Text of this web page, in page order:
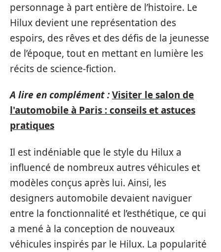
personnage à part entière de l’histoire. Le
Hilux devient une représentation des
espoirs, des rêves et des défis de la jeunesse
de l’époque, tout en mettant en lumière les
récits de science-fiction.
A lire en complément :Visiter le salon de
l'automobile à Paris : conseils et astuces
pratiques
Il est indéniable que le style du Hilux a
influencé de nombreux autres véhicules et
modèles conçus après lui. Ainsi, les
designers automobile devaient naviguer
entre la fonctionnalité et l’esthétique, ce qui
a mené à la conception de nouveaux
véhicules inspirés par le Hilux. La popularité